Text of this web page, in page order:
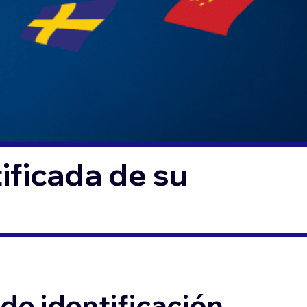
de su